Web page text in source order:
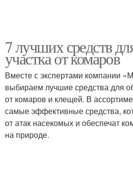
7 лучших средств
участка от комаров
Вместе с экспертами компании
выбираем лучшие средства для
от комаров и клещей. В
самые эффективные средства,
от атак насекомых и обеспечат
на природе.